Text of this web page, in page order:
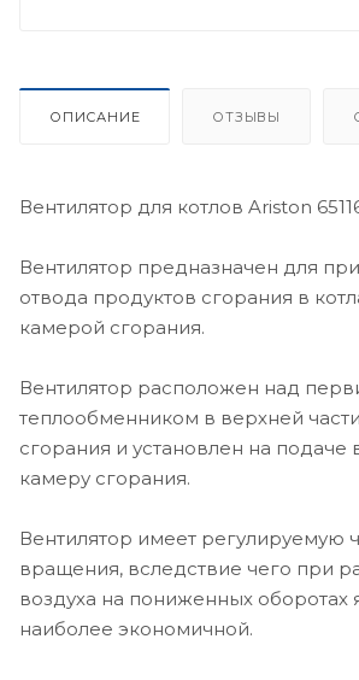
ОПИСАНИЕ ОТЗЫВЫ
Вентилятор для котлов Ariston
Вентилятор предназначен для
отвода продуктов сгорания в
камерой сгорания.
Вентилятор расположен над
теплообменником в верхней
сгорания и установлен на подаче
камеру сгорания.
Вентилятор имеет регулируемую
вращения, вследствие чего при
воздуха на пониженных оборотах
наиболее экономичной.